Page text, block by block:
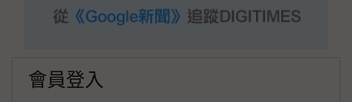
會員登入